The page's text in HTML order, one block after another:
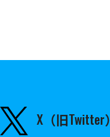
X（旧Twitter）